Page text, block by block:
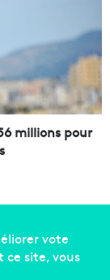
millions pour
. Tous droits